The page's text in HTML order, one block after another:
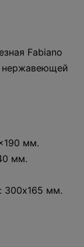
Fabiano
нержавеющей
мм.
мм.
300x165 мм.